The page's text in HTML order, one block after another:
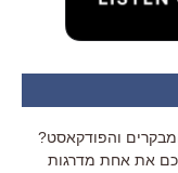
והפודקאסט?
את אחת מדרגות